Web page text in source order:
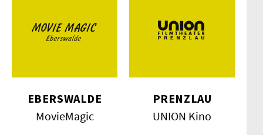
EBERSWALDE
MovieMagic
PRENZLAU
UNION Kino